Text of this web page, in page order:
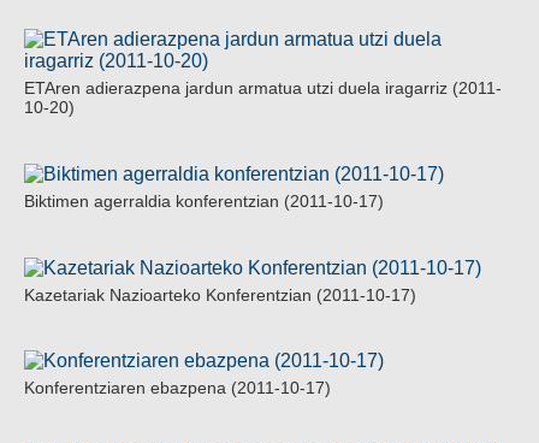
ETAren adierazpena jardun armatua utzi duela iragarriz (2011-
10-20)
Biktimen agerraldia konferentzian (2011-10-17)
Kazetariak Nazioarteko Konferentzian (2011-10-17)
Konferentziaren ebazpena (2011-10-17)